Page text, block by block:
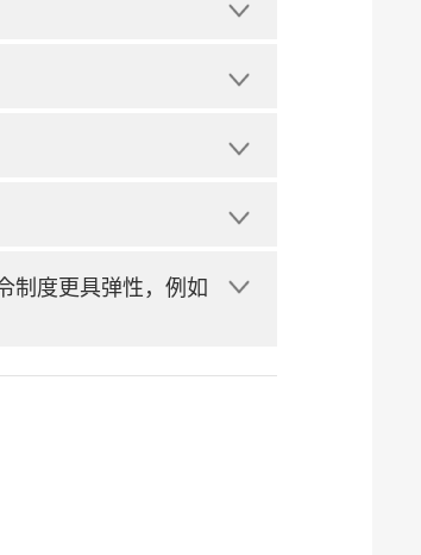
制度更具弹性，例如